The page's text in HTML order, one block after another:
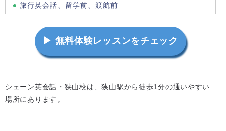
旅行英会話、留学前、渡航前
▶ 無料体験レッスンをチェック
シェーン英会話・狭山校は、狭山駅から徒歩1分の通いやすい
場所にあります。